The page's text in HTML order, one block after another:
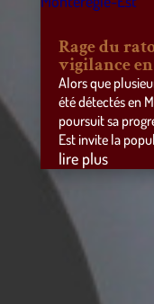
Rage du
vigilance
Alors que
été détectés en
poursuit sa
Est invite la
lire plus